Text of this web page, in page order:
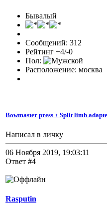
Бывалый
Сообщений: 312
Рейтинг +4/-0
Пол:
Расположение: москва
Bowmaster press + Split limb
Написал в личку
06 Ноября 2019, 19:03:11
Ответ #4
Rasputin